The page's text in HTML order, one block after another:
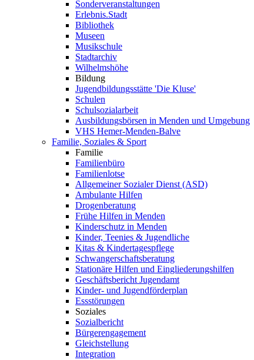
Sonderveranstaltungen
Erlebnis.Stadt
Bibliothek
Museen
Musikschule
Stadtarchiv
Wilhelmshöhe
Bildung
Jugendbildungsstätte 'Die Kluse'
Schulen
Schulsozialarbeit
Ausbildungsbörsen in Menden und Umgebung
VHS Hemer-Menden-Balve
Familie, Soziales & Sport
Familie
Familienbüro
Familienlotse
Allgemeiner Sozialer Dienst (ASD)
Ambulante Hilfen
Drogenberatung
Frühe Hilfen in Menden
Kinderschutz in Menden
Kinder, Teenies & Jugendliche
Kitas & Kindertagespflege
Schwangerschaftsberatung
Stationäre Hilfen und Eingliederungshilfen
Geschäftsbericht Jugendamt
Kinder- und Jugendförderplan
Essstörungen
Soziales
Sozialbericht
Bürgerengagement
Gleichstellung
Integration